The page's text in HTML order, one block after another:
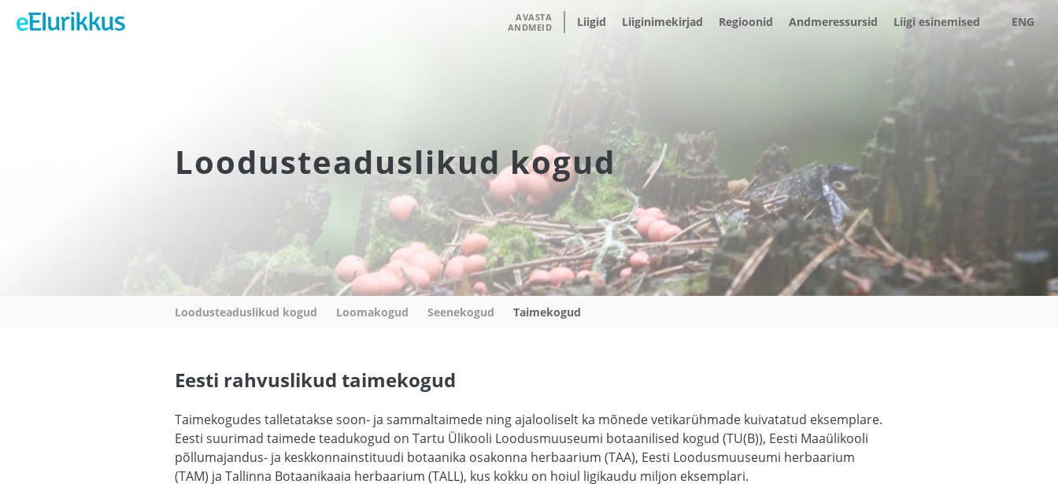
AVASTA
ANDMEID
Liigid Liiginimekirjad Regioonid Andmeressursid Liigi esinemised ENG
Loodusteaduslikud kogud
Loodusteaduslikud kogud Loomakogud Seenekogud Taimekogud
Eesti rahvuslikud taimekogud
Taimekogudes talletatakse soon- ja sammaltaimede ning ajalooliselt ka mõnede vetikarühmade kuivatatud eksemplare.
Eesti suurimad taimede teadukogud on Tartu Ülikooli Loodusmuuseumi botaanilised kogud (TU(B)), Eesti Maaülikooli
põllumajandus- ja keskkonnainstituudi botaanika osakonna herbaarium (TAA), Eesti Loodusmuuseumi herbaarium
(TAM) ja Tallinna Botaanikaaia herbaarium (TALL), kus kokku on hoiul ligikaudu miljon eksemplari.